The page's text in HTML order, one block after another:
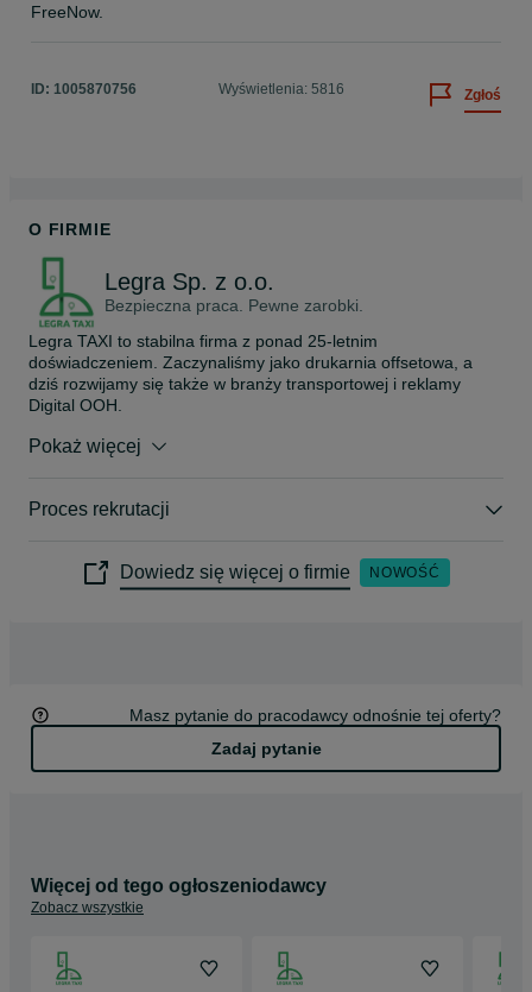
FreeNow.
ID: 1005870756 Wyświetlenia: 5816 Zgłoś
O FIRMIE
Legra Sp. z o.o.
Bezpieczna praca. Pewne zarobki.
Legra TAXI to stabilna firma z ponad 25-letnim
doświadczeniem. Zaczynaliśmy jako drukarnia offsetowa, a
dziś rozwijamy się także w branży transportowej i reklamy
Digital OOH.
Współpracujemy z ponad 200 kierowcami w całej Polsce,
rozpocząć jazdy już w 24 godziny.
Jeździsz nowoczesnymi, hybrydowymi samochodami
wyposażonymi w automatyczną skrzynię biegów, Android Auto i
Pokaż więcej
Proces rekrutacji
Dowiedz się więcej o firmie NOWOŚĆ
Masz pytanie do pracodawcy odnośnie tej oferty?
Zadaj pytanie
Więcej od tego ogłoszeniodawcy
Zobacz wszystkie